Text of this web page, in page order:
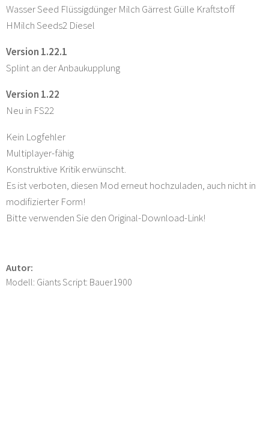
Wasser Seed Flüssigdünger Milch Gärrest Gülle Kraftstoff
HMilch Seeds2 Diesel
Version 1.22.1
Splint an der Anbaukupplung
Version 1.22
Neu in FS22
Kein Logfehler
Multiplayer-fähig
Konstruktive Kritik erwünscht.
Es ist verboten, diesen Mod erneut hochzuladen, auch nicht in
modifizierter Form!
Bitte verwenden Sie den Original-Download-Link!
Autor:
Modell: Giants Script: Bauer1900